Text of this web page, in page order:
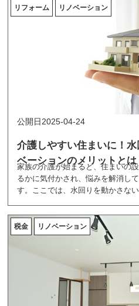
リフォーム リノベーション
介護しやすい住まいに！
ベーションのメリットとは
2025-04-24
家族の介護が始まると、住まいの
るかに気付かされ、悩みを解消し
す。ここでは、水回りを動かさな
す。
税金 リノベーション